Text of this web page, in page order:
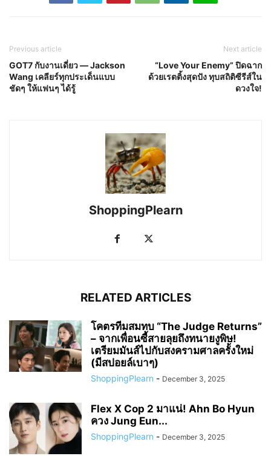
Previous article
GOT7 กับงานเดี่ยว — Jackson
Wang เคลียร์ทุกประเด็นแบบ
ชัดๆ ให้แฟนๆ ได้รู้
Next article
“Love Your Enemy” ปิดฉาก
ด้วยเรตติ้งสุดปัง ทุบสถิติซีรีส์ใน
ดวงใจ!
ShoppingPlearn
RELATED ARTICLES
โคตรทีมสมทบ “The Judge Returns”
– จากเพื่อนซี้สายลุยถึงทนายงูพิษ!
เตรียมมันส์ไปกับสงครามศาลครั้งใหม่
(มีสปอยล์เบาๆ)
ShoppingPlearn - December 3, 2025
Flex X Cop 2 มาแน่! Ahn Bo Hyun
ควง Jung Eun...
ShoppingPlearn - December 3, 2025